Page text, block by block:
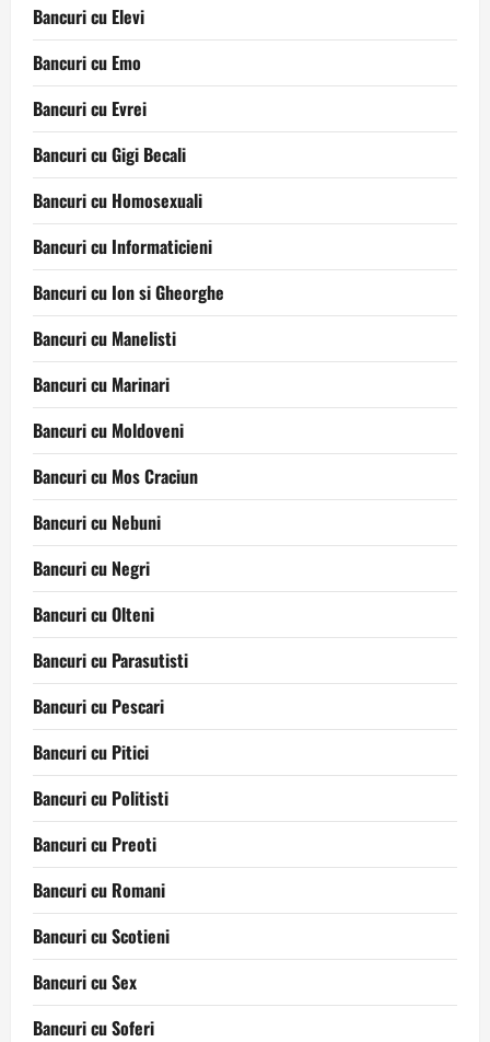
Bancuri cu Elevi
Bancuri cu Emo
Bancuri cu Evrei
Bancuri cu Gigi Becali
Bancuri cu Homosexuali
Bancuri cu Informaticieni
Bancuri cu Ion si Gheorghe
Bancuri cu Manelisti
Bancuri cu Marinari
Bancuri cu Moldoveni
Bancuri cu Mos Craciun
Bancuri cu Nebuni
Bancuri cu Negri
Bancuri cu Olteni
Bancuri cu Parasutisti
Bancuri cu Pescari
Bancuri cu Pitici
Bancuri cu Politisti
Bancuri cu Preoti
Bancuri cu Romani
Bancuri cu Scotieni
Bancuri cu Sex
Bancuri cu Soferi